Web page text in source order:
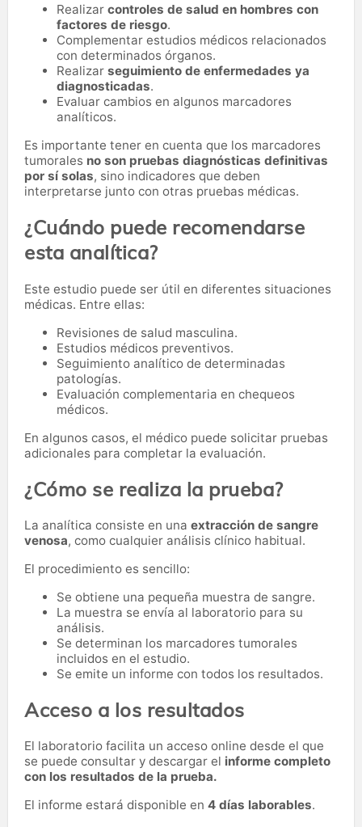
Realizar controles de salud en hombres con
factores de riesgo.
Complementar estudios médicos relacionados
con determinados órganos.
Realizar seguimiento de enfermedades ya
diagnosticadas.
Evaluar cambios en algunos marcadores
analíticos.
Es importante tener en cuenta que los marcadores
tumorales no son pruebas diagnósticas definitivas
por sí solas, sino indicadores que deben
interpretarse junto con otras pruebas médicas.
¿Cuándo puede recomendarse
esta analítica?
Este estudio puede ser útil en diferentes situaciones
médicas. Entre ellas:
Revisiones de salud masculina.
Estudios médicos preventivos.
Seguimiento analítico de determinadas
patologías.
Evaluación complementaria en chequeos
médicos.
En algunos casos, el médico puede solicitar pruebas
adicionales para completar la evaluación.
¿Cómo se realiza la prueba?
La analítica consiste en una extracción de sangre
venosa, como cualquier análisis clínico habitual.
El procedimiento es sencillo:
Se obtiene una pequeña muestra de sangre.
La muestra se envía al laboratorio para su
análisis.
Se determinan los marcadores tumorales
incluidos en el estudio.
Se emite un informe con todos los resultados.
Acceso a los resultados
El laboratorio facilita un acceso online desde el que
se puede consultar y descargar el informe completo
con los resultados de la prueba.
El informe estará disponible en 4 días laborables.